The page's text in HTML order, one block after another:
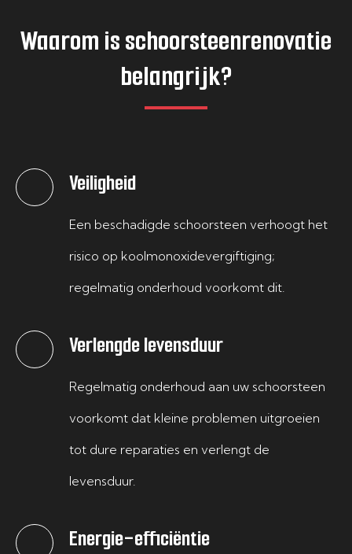
Waarom is schoorsteenrenovatie
belangrijk?
Veiligheid
Een beschadigde schoorsteen verhoogt het
risico op koolmonoxidevergiftiging;
regelmatig onderhoud voorkomt dit.
Verlengde levensduur
Regelmatig onderhoud aan uw schoorsteen
voorkomt dat kleine problemen uitgroeien
tot dure reparaties en verlengt de
levensduur.
Energie-efficiëntie